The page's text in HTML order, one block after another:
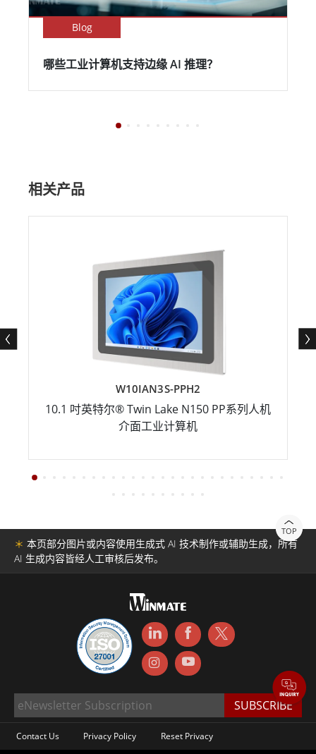
Blog
哪些工业计算机支持边缘 AI 推理？
相关产品
W10IAN3S-PPH2
10.1 吋英特尔® Twin Lake N150 PP系列人机
介面工业计算机
TOP
＊ 本页部分图片或内容使用生成式 AI 技术制作或辅助生成，所有
AI 生成内容皆经人工审核后发布。
Contact Us Privacy Policy
Reset Privacy